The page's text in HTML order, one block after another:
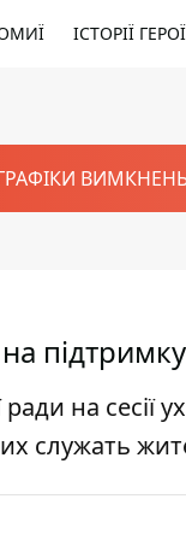
ІСТОРІЇ
на
служать